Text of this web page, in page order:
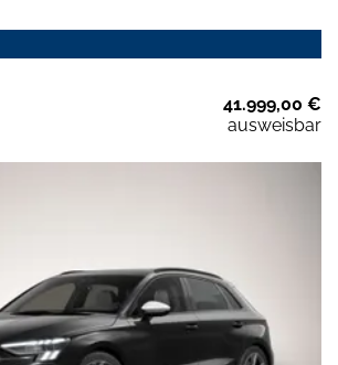
41.999,00 €
ausweisbar